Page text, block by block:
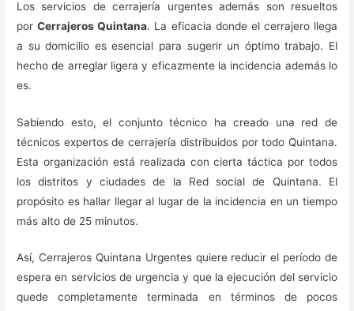
Los servicios de cerrajería urgentes además son resueltos
porCerrajeros Quintana. La eficacia donde el cerrajero llega
a su domicilio es esencial para sugerir un óptimo trabajo. El
hecho de arreglar ligera y eficazmente la incidencia además lo
es.
Sabiendo esto, el conjunto técnico ha creado una red de
técnicos expertos de cerrajería distribuidos por todo Quintana.
Esta organización está realizada con cierta táctica por todos
los distritos y ciudades de la Red social de Quintana. El
propósito es hallar llegar al lugar de la incidencia en un tiempo
más alto de 25 minutos.
Así, Cerrajeros Quintana Urgentes quiere reducir el período de
espera en servicios de urgencia y que la ejecución del servicio
quede completamente terminada en términos de pocos